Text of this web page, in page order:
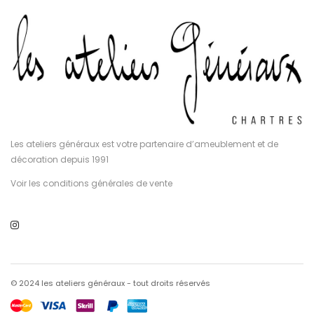
Les ateliers généraux est votre partenaire d’ameublement et de
décoration depuis 1991
Voir les conditions générales de vente
© 2024 les ateliers généraux - tout droits réservés